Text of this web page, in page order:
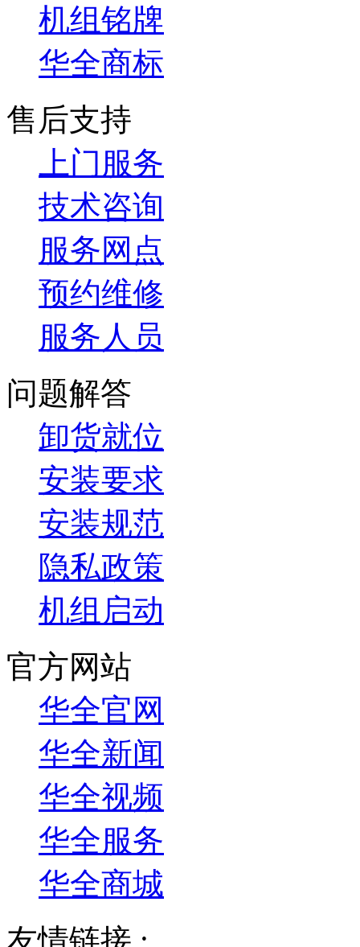
机组铭牌
华全商标
售后支持
上门服务
技术咨询
服务网点
预约维修
服务人员
问题解答
卸货就位
安装要求
安装规范
隐私政策
机组启动
官方网站
华全官网
华全新闻
华全视频
华全服务
华全商城
友情链接 :